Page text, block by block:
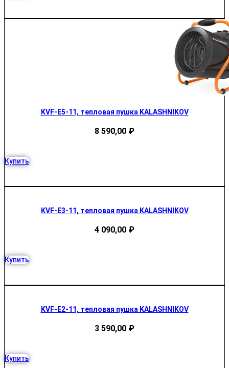
KVF-E5-11, тепловая пушка KALASHNIKOV
8 590,00 ₽
Купить
KVF-E3-11, тепловая пушка KALASHNIKOV
4 090,00 ₽
Купить
KVF-E2-11, тепловая пушка KALASHNIKOV
3 590,00 ₽
Купить